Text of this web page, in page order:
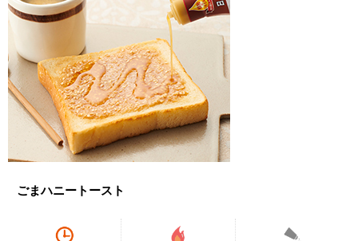
ごまハニートースト